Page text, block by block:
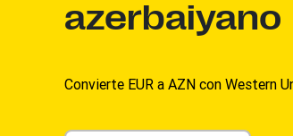
azerbaiyano
Convierte EUR a AZN con Western